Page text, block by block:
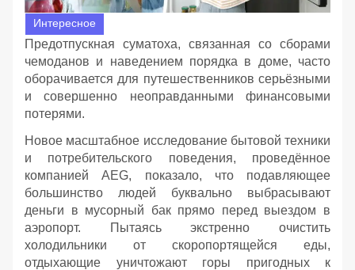
Интересное
Предотпускная суматоха, связанная со сборами
чемоданов и наведением порядка в доме, часто
оборачивается для путешественников серьёзными
и совершенно неоправданными финансовыми
потерями.
Новое масштабное исследование бытовой техники
и потребительского поведения, проведённое
компанией AEG, показало, что подавляющее
большинство людей буквально выбрасывают
деньги в мусорный бак прямо перед выездом в
аэропорт. Пытаясь экстренно очистить
холодильники от скоропортящейся еды,
отдыхающие уничтожают горы пригодных к